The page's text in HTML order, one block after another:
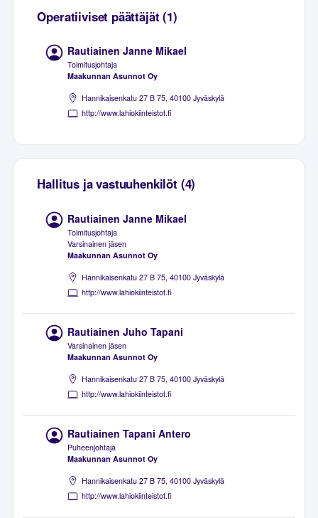
Operatiiviset päättäjät (1)
Rautiainen Janne Mikael
Toimitusjohtaja
Maakunnan Asunnot Oy
Hannikaisenkatu 27 B 75, 40100 Jyväskylä
http://www.lahiokiinteistot.fi
Hallitus ja vastuuhenkilöt (4)
Rautiainen Janne Mikael
Toimitusjohtaja
Varsinainen jäsen
Maakunnan Asunnot Oy
Hannikaisenkatu 27 B 75, 40100 Jyväskylä
http://www.lahiokiinteistot.fi
Rautiainen Juho Tapani
Varsinainen jäsen
Maakunnan Asunnot Oy
Hannikaisenkatu 27 B 75, 40100 Jyväskylä
http://www.lahiokiinteistot.fi
Rautiainen Tapani Antero
Puheenjohtaja
Maakunnan Asunnot Oy
Hannikaisenkatu 27 B 75, 40100 Jyväskylä
http://www.lahiokiinteistot.fi